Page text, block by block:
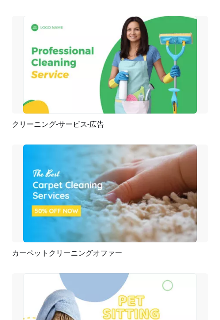
プレビュー
クリーニング-サービス-広告
プレビュー
カーペットクリーニングオファー